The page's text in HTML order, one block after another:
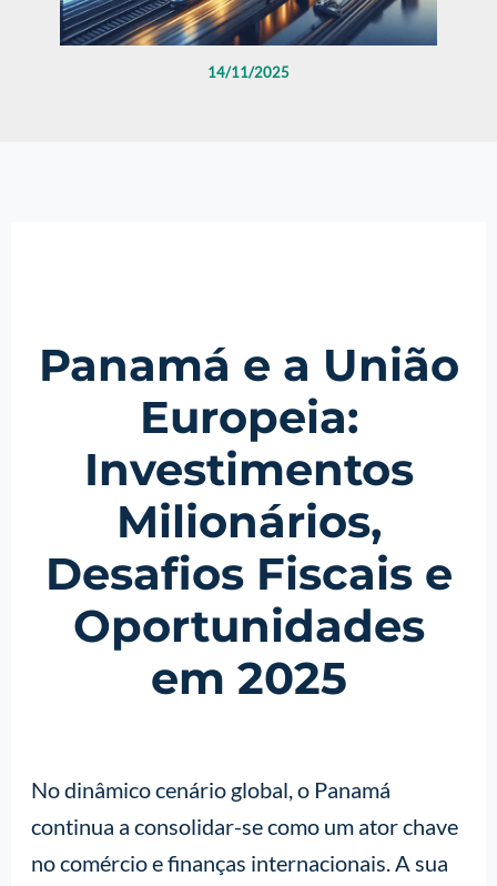
14/11/2025
Panamá e a União
Europeia:
Investimentos
Milionários,
Desafios Fiscais e
Oportunidades
em 2025
No dinâmico cenário global, o Panamá
continua a consolidar-se como um ator chave
no comércio e finanças internacionais. A sua